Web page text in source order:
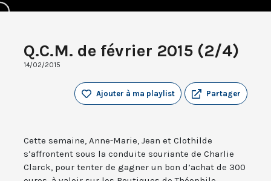
Q.C.M. de février 2015 (2/4)
14/02/2015
Partager
Ajouter à ma playlist
Cette semaine, Anne-Marie, Jean et Clothilde
s’affrontent sous la conduite souriante de Charlie
Clarck, pour tenter de gagner un bon d’achat de 300